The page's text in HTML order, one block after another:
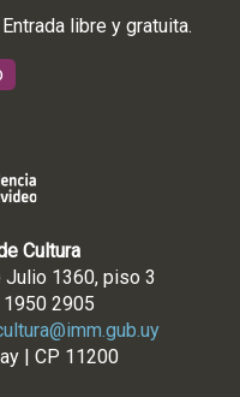
libre y gratuita.
Cultura
Julio 1360, piso 3
2905
| CP 11200